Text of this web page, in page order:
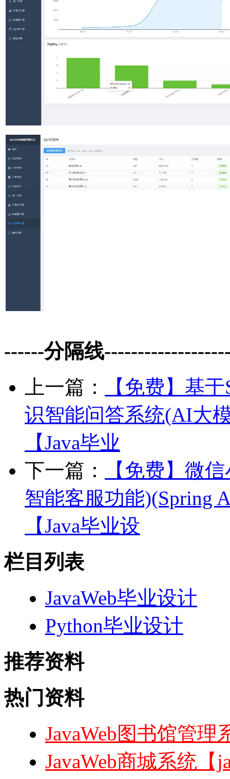
------分隔线
上一篇：
【免费】基
识智能问答系统(AI大
【Java毕业
下一篇：
【免费】微
智能客服功能)(Spring
【Java毕业设
栏目列表
JavaWeb毕业设计
Python毕业设计
推荐资料
热门资料
JavaWeb图书馆管理
JavaWeb商城系统【